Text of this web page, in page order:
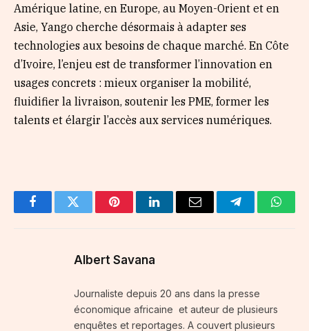
Amérique latine, en Europe, au Moyen-Orient et en
Asie, Yango cherche désormais à adapter ses
technologies aux besoins de chaque marché. En Côte
d’Ivoire, l’enjeu est de transformer l’innovation en
usages concrets : mieux organiser la mobilité,
fluidifier la livraison, soutenir les PME, former les
talents et élargir l’accès aux services numériques.
FacebookTwitter PinterestLinkedInEmail Telegram
Albert Savana
Journaliste depuis 20 ans dans la presse
économique africaine et auteur de plusieurs
enquêtes et reportages. A couvert plusieurs